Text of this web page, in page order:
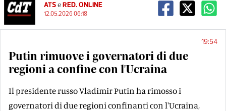
ATSeRED. ONLINE
12.05.2026 06:18
19:54
Putin rimuove i governatori di due
regioni a confine con l'Ucraina
Il presidente russo Vladimir Putin ha rimosso i
governatori di due regioni confinanti con l'Ucraina,